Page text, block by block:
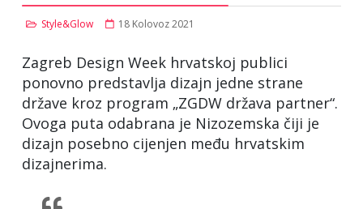
Style&Glow 18 Kolovoz 2021
Zagreb Design Week hrvatskoj publici
ponovno predstavlja dizajn jedne strane
države kroz program „ZGDW država partner“.
Ovoga puta odabrana je Nizozemska čiji je
dizajn posebno cijenjen među hrvatskim
dizajnerima.